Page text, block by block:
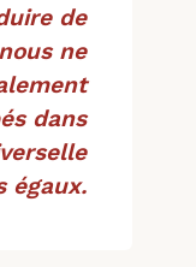
de
ne
dans
égaux.